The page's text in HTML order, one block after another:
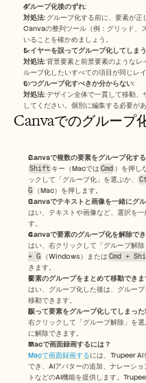
グループ化後のずれ:
対処法: グループ化する前に、要素が正
Canvaの整列ツール（例：グリッド、
いることを確かめましょう。
レイヤーを誤ってグループ化してしまう
対処法: 背景要素と前景要素のような
ループ化したいすべての項目が同じレ
いつグループ化すべきか分からない:
対処法: デザイン全体で一貫して移動
してください。個別に編集する必要が
Canvaでのグループ
Canvaで複数の要素をグループ化す
Shift キー（Macでは Cmd ）を押し
ックして「グループ化」を選ぶか、
G
（Mac）を押します。
Canvaでテキストと画像を一緒にグ
はい、テキストや画像など、選択を
す。
Canvaで要素のグループ化を解除で
はい、右クリックして「グループ解
+ G
（Windows）または Cmd +
きます。
要素のグループをまとめて移動できま
はい、グループ化した後は、グルー
移動できます。
誤って要素をグループ化してしまっ
右クリックして「グループ解除」を
に解除できます。
Macで画面録画するには？
Macで画面録画するには、Trupeer AI
でき、AIアバターの追加、ナレーシ
トなどのAI機能を提供します。